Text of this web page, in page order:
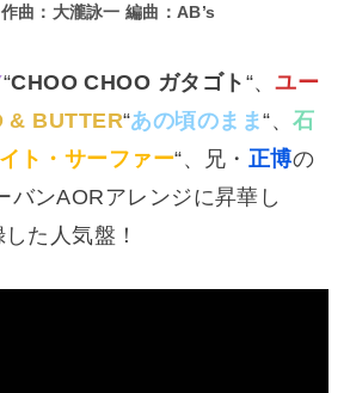
曲：大瀧詠一 編曲：AB’s
“CHOO CHOO ガタゴト “、ユー
& BUTTER“あの頃のまま“、石
ト・サーファー“、兄・ 正博の
バンAORアレンジに昇華し
た人気盤！